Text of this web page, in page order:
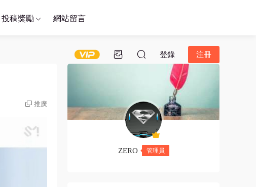
投稿獎勵 網站留言
登錄 注冊
推廣
ZERO 管理員